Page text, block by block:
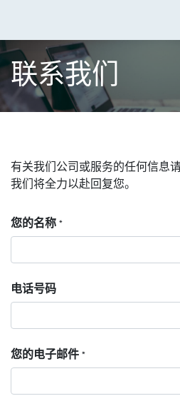
联系我们
有关我们公司或服务的任何信息
我们将全力以赴回复您。
您的名称 *
电话号码
您的电子邮件 *